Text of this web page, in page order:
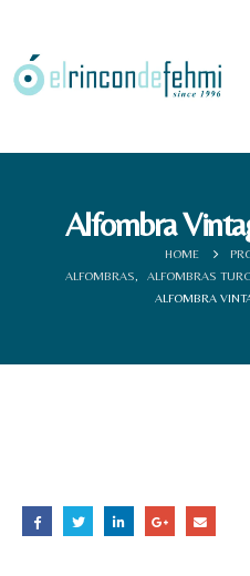
Alfombra
HOME
ALFOMBRAS
ALFOMBRAS
ALFOMBRA